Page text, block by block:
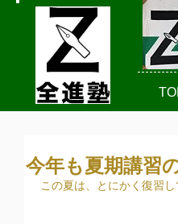
今年も夏期講習
この夏は、とにかく復習